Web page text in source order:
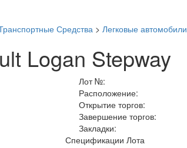
Средства > Легковые автомобили
Logan Stepway
Лот №:
Расположение:
Открытие торгов:
Завершение торгов:
Закладки:
Спецификации Лота